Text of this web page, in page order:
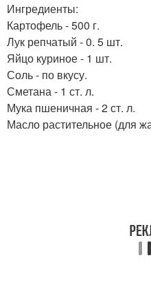
Ингредиенты:
Картофель - 500 г.
Лук репчатый - 0. 5 шт.
Яйцо куриное - 1 шт.
Соль - по вкусу.
Сметана - 1 ст. л.
Мука пшеничная - 2 ст. л.
Масло растительное (для